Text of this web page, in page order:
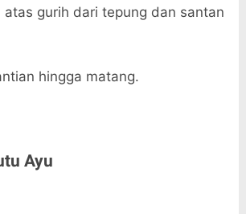
atas gurih dari tepung dan santan
hingga matang.
Ayu